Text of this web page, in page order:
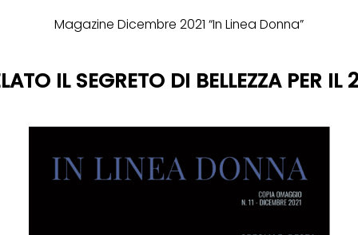
Magazine Dicembre 2021 “In Linea Donna”
IL SEGRETO DI BELLEZZA PER IL